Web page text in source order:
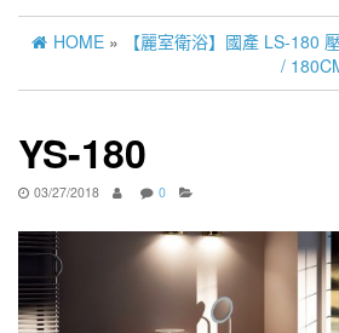
HOME »
【麗室衛浴】國產 LS-180
/
YS-180
03/27/2018 0